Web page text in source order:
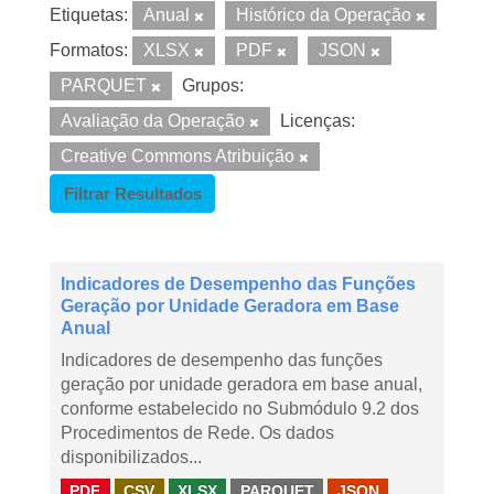
Etiquetas: Anual
Histórico da Operação
Formatos:
XLSX PDF
JSON
PARQUET
Grupos:
Avaliação da Operação
Licenças:
Creative Commons Atribuição
Filtrar Resultados
Indicadores de Desempenho das Funções
Geração por Unidade Geradora em Base
Anual
Indicadores de desempenho das funções
geração por unidade geradora em base anual,
conforme estabelecido no Submódulo 9.2 dos
Procedimentos de Rede. Os dados
disponibilizados...